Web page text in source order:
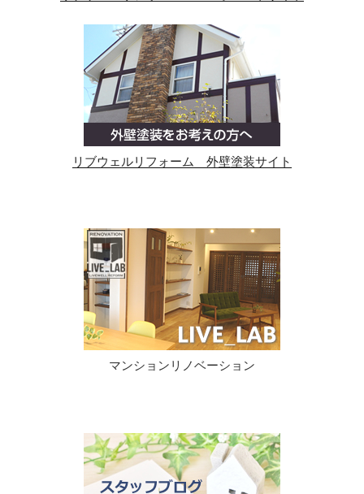
リブウェルリフォーム 外壁塗装サイト
マンションリノベーション